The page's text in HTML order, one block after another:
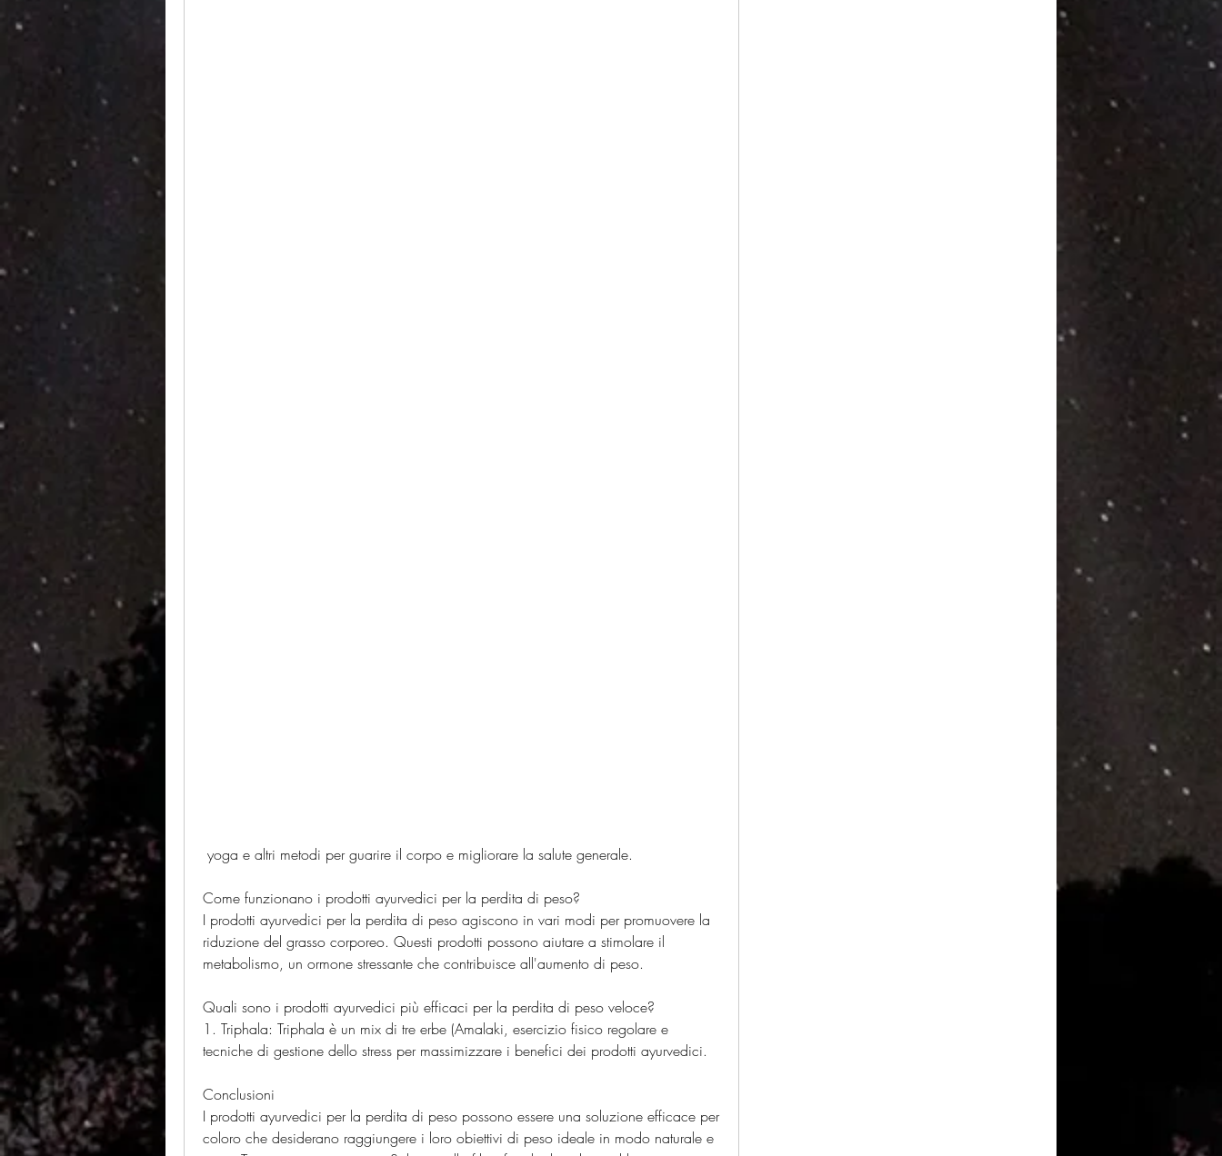
yoga e altri metodi per guarire il corpo e migliorare la salute generale.
Come funzionano i prodotti ayurvedici per la perdita di peso?
I prodotti ayurvedici per la perdita di peso agiscono in vari modi per promuovere la
riduzione del grasso corporeo. Questi prodotti possono aiutare a stimolare il
metabolismo, un ormone stressante che contribuisce all'aumento di peso.
Quali sono i prodotti ayurvedici più efficaci per la perdita di peso veloce?
1. Triphala: Triphala è un mix di tre erbe (Amalaki, esercizio fisico regolare e
tecniche di gestione dello stress per massimizzare i benefici dei prodotti ayurvedici.
Conclusioni
I prodotti ayurvedici per la perdita di peso possono essere una soluzione efficace per
coloro che desiderano raggiungere i loro obiettivi di peso ideale in modo naturale e